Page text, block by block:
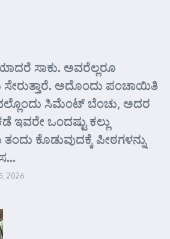
ಸಾಕು. ಅವರೆಲ್ಲರೂ
ಸೇರುತ್ತಾರೆ. ಅದೊಂದು ಪಂಚಾಯಿತಿ
ಸಿಮೆಂಟ್ ಬೆಂಚು, ಅದರ
ಒಂದಷ್ಟು ಕಲ್ಲು
ಕೊಡುವುದಕ್ಕೆ ಪೀಠಗಳನ್ನು
2026